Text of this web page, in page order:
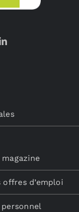
magazine
d’emploi